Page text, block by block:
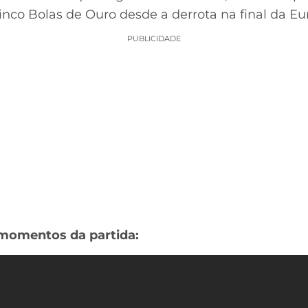
Bolas de Ouro desde a derrota na final da
PUBLICIDADE
da partida: